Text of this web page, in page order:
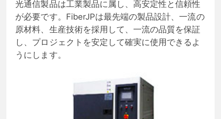
光通信製品は工業製品に属し、高安定性と信頼性
が必要です。FiberJPは最先端の製品設計、一流の
原材料、生産技術を採用して、一流の品質を保証
し、プロジェクトを安定して確実に使用できるよ
うにします。